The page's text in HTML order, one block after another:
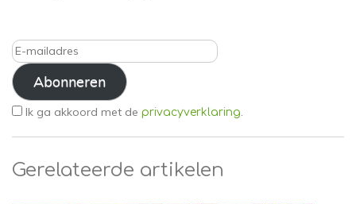
E-
mailadresAbonneren
Ik ga akkoord met de privacyverklaring.
Gerelateerde artikelen